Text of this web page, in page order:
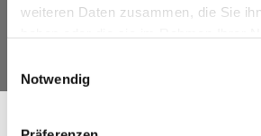
weiteren Daten zusammen, die Sie
Notwendig
und Spielstätten